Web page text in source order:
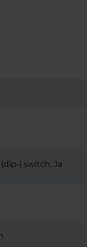
) switch, Ja